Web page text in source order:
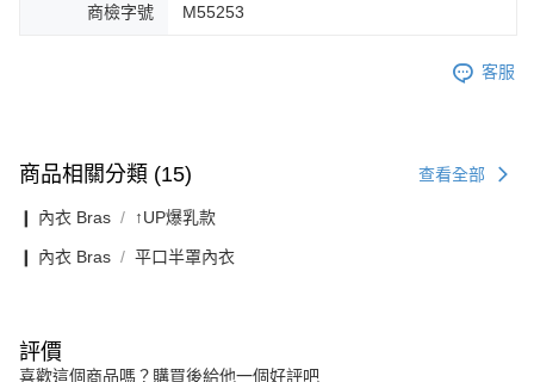
商檢字號 M55253
客服
商品相關分類 (15) 查看全部
❙ 內衣 Bras ↑UP爆乳款
❙ 內衣 Bras 平口半罩內衣
評價
喜歡這個商品嗎？購買後給他一個好評吧